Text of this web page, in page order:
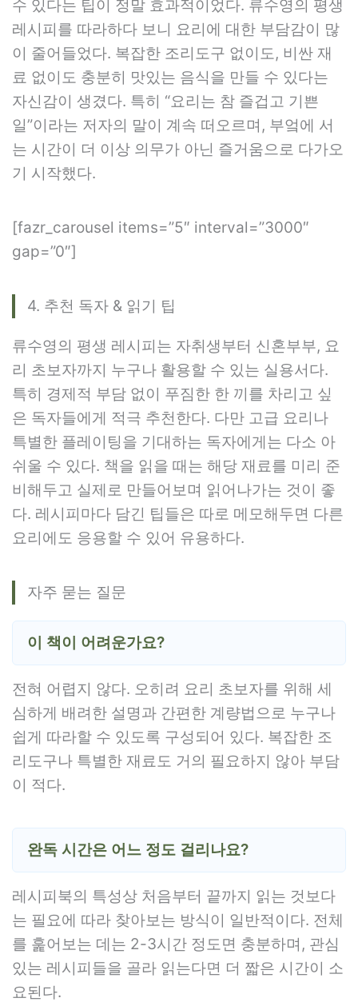
수 있다는 팁이 정말 효과적이었다. 류수영의 평생
레시피를 따라하다 보니 요리에 대한 부담감이 많
이 줄어들었다. 복잡한 조리도구 없이도, 비싼 재
료 없이도 충분히 맛있는 음식을 만들 수 있다는
자신감이 생겼다. 특히 “요리는 참 즐겁고 기쁜
일”이라는 저자의 말이 계속 떠오르며, 부엌에 서
는 시간이 더 이상 의무가 아닌 즐거움으로 다가오
기 시작했다.
[fazr_carousel items=”5″ interval=”3000″
gap=”0″]
4. 추천 독자 & 읽기 팁
류수영의 평생 레시피는 자취생부터 신혼부부, 요
리 초보자까지 누구나 활용할 수 있는 실용서다.
특히 경제적 부담 없이 푸짐한 한 끼를 차리고 싶
은 독자들에게 적극 추천한다. 다만 고급 요리나
특별한 플레이팅을 기대하는 독자에게는 다소 아
쉬울 수 있다. 책을 읽을 때는 해당 재료를 미리 준
비해두고 실제로 만들어보며 읽어나가는 것이 좋
다. 레시피마다 담긴 팁들은 따로 메모해두면 다른
요리에도 응용할 수 있어 유용하다.
자주 묻는 질문
이 책이 어려운가요?
전혀 어렵지 않다. 오히려 요리 초보자를 위해 세
심하게 배려한 설명과 간편한 계량법으로 누구나
쉽게 따라할 수 있도록 구성되어 있다. 복잡한 조
리도구나 특별한 재료도 거의 필요하지 않아 부담
이 적다.
완독 시간은 어느 정도 걸리나요?
레시피북의 특성상 처음부터 끝까지 읽는 것보다
는 필요에 따라 찾아보는 방식이 일반적이다. 전체
를 훑어보는 데는 2-3시간 정도면 충분하며, 관심
있는 레시피들을 골라 읽는다면 더 짧은 시간이 소
요된다.